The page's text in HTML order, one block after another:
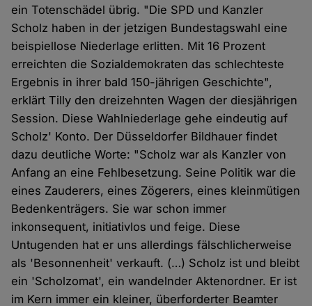
ein Totenschädel übrig. "Die SPD und Kanzler
Scholz haben in der jetzigen Bundestagswahl eine
beispiellose Niederlage erlitten. Mit 16 Prozent
erreichten die Sozialdemokraten das schlechteste
Ergebnis in ihrer bald 150-jährigen Geschichte",
erklärt Tilly den dreizehnten Wagen der diesjährigen
Session. Diese Wahlniederlage gehe eindeutig auf
Scholz' Konto. Der Düsseldorfer Bildhauer findet
dazu deutliche Worte: "Scholz war als Kanzler von
Anfang an eine Fehlbesetzung. Seine Politik war die
eines Zauderers, eines Zögerers, eines kleinmütigen
Bedenkenträgers. Sie war schon immer
inkonsequent, initiativlos und feige. Diese
Untugenden hat er uns allerdings fälschlicherweise
als 'Besonnenheit' verkauft. (…) Scholz ist und bleibt
ein 'Scholzomat', ein wandelnder Aktenordner. Er ist
im Kern immer ein kleiner, überforderter Beamter